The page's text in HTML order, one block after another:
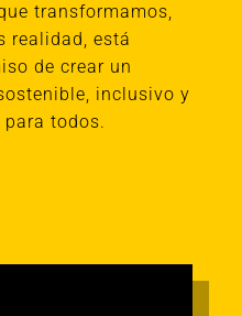
transformamos,
realidad, está
de crear un
inclusivo y
para todos.